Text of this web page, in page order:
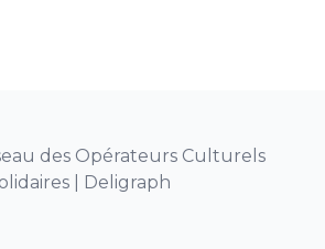
des Opérateurs Culturels
| Deligraph